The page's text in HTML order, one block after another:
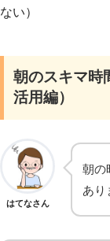
ない）
朝のスキマ時
活用編）
はてなさん
朝の
あり